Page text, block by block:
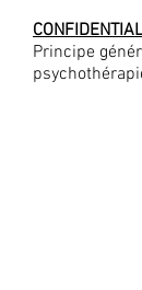
Principe